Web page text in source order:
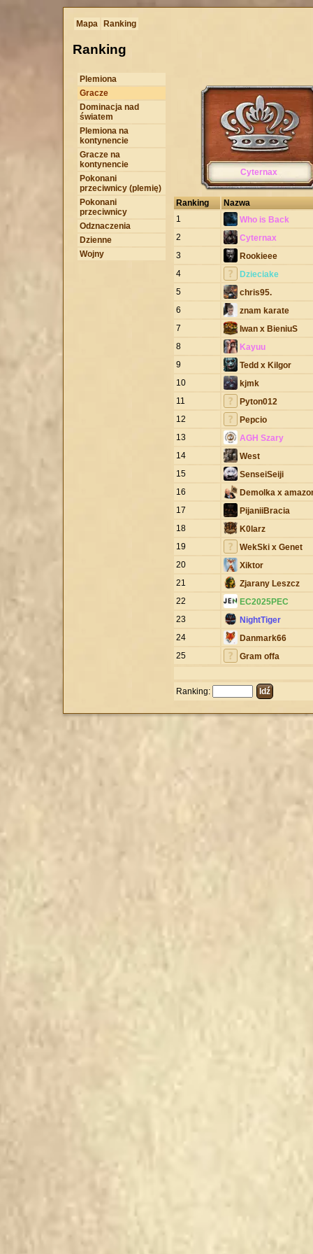
Mapa Ranking
Ranking
Plemiona
Gracze
Dominacja nad
światem
Plemiona na
kontynencie
Gracze na
kontynencie
Pokonani
przeciwnicy (plemię)
Pokonani
przeciwnicy
Odznaczenia
Dzienne
Wojny
Cyternax
Ranking
Nazwa
1
Who is Back
2
Cyternax
3
Rookieee
4
Dzieciake
5
chris95.
6
znam karate
7
Iwan x BieniuS
8
Kayuu
9
Tedd x Kilgor
10
kjmk
11
Pyton012
12
Pepcio
13
AGH Szary
14
West
15
SenseiSeiji
16
Demolka x
17
PijaniiBracia
18
K0larz
19
WekSki x Genet
20
Xiktor
21
Zjarany Leszcz
22
EC2025PEC
23
NightTiger
24
Danmark66
25
Gram offa
Ranking: